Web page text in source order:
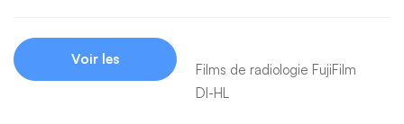
Voir les
Films de radiologie FujiFilm
DI-HL